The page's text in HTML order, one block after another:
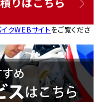
クWEBサイトをご覧くださ
子園